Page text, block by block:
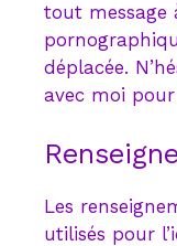
tout message
déplacée.
avec moi
Les
utilisés pour